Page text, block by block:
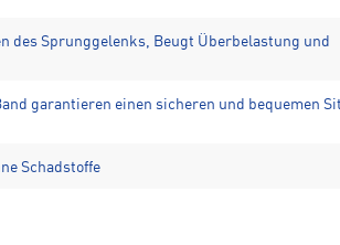
des Sprunggelenks, Beugt Überbelastung und
garantieren einen sicheren und bequemen
Schadstoffe